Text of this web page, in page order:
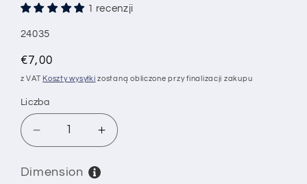
1 recenzji
SKU:
24035
Cena
regularna
€7,00
z VAT Koszty wysyłki zostaną obliczone przy finalizacji zakupu
Liczba
Zmniejsz
ilość
dla
Zwiększ
ilość
dla
Dimension